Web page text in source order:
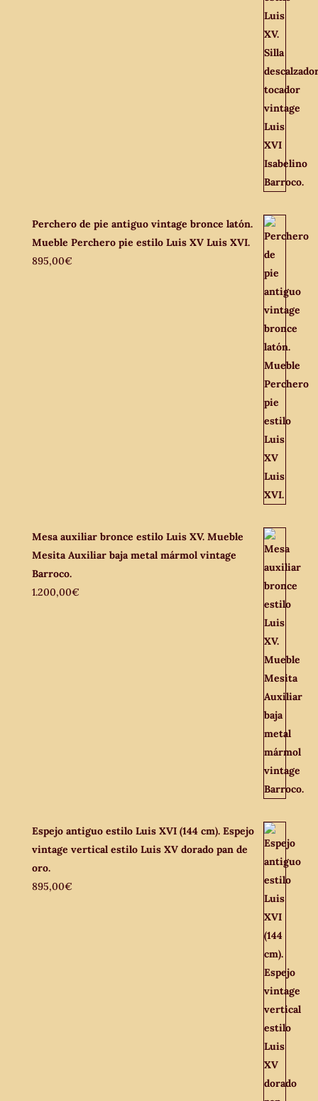
Perchero de pie antiguo vintage bronce latón.
Mueble Perchero pie estilo Luis XV Luis XVI.
895,00€
Mesa auxiliar bronce estilo Luis XV. Mueble
Mesita Auxiliar baja metal mármol vintage
Barroco.
1.200,00€
Espejo antiguo estilo Luis XVI (144 cm). Espejo
vintage vertical estilo Luis XV dorado pan de
oro.
895,00€